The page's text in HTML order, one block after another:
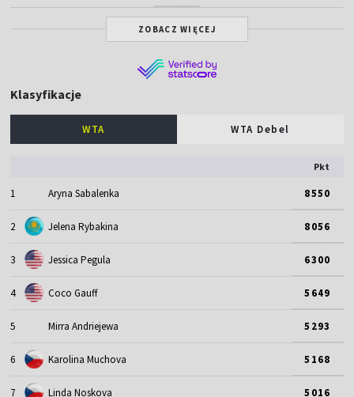
ZOBACZ WIĘCEJ
Klasyfikacje
WTA WTA Debel
Pkt
1 Aryna Sabalenka 8550
2 Jelena Rybakina 8056
3 Jessica Pegula 6300
4 Coco Gauff 5649
5 Mirra Andriejewa 5293
6 Karolina Muchova 5168
7 Linda Noskova 5016